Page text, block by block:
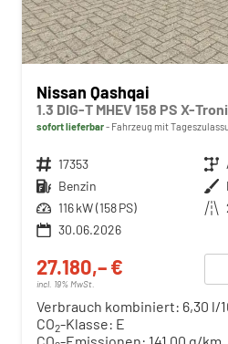
Nissan Qashqai
sofort lieferbar Fahrzeug mit
Fahrzeugnr. 17353 Getriebe
Kraftstoff Benzin Außenfarbe
Leistung 116 kW (158 PS) Kilometerstand
30.06.2026
27.180,– €
incl. 19% MwSt.
Verbrauch kombiniert: 6,30 l/
CO2-Klasse: E